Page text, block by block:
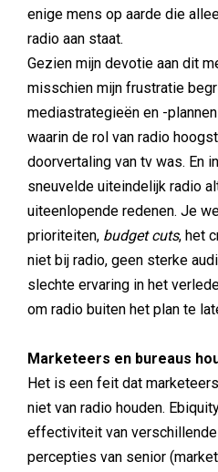
enige mens op aarde die
radio aan staat.
Gezien mijn devotie aan dit
misschien mijn frustratie
mediastrategieën en -
waarin de rol van radio
doorvertaling van tv was. En
sneuvelde uiteindelijk radio
uiteenlopende redenen. Je
prioriteiten, budget cuts, het
niet bij radio, geen sterke
slechte ervaring in het
om radio buiten het plan te
Marketeers en bureaus
Het is een feit dat
niet van radio houden.
effectiviteit van
percepties van senior